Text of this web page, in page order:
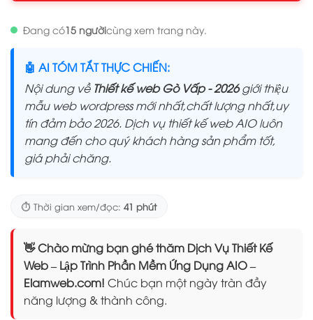
Đang có15 ngườicùng xem trang này.
🤖 AI TÓM TẮT THỰC CHIẾN:
Nội dung về Thiết kế web Gò Vấp - 2026giới thiệu
mẫu web wordpress mới nhất,chất lượng nhất,uy
tín đảm bảo 2026. Dịch vụ thiết kế web AIO luôn
mang đến cho quý khách hàng sản phẩm tốt,
giá phải chăng.
⏱️ Thời gian xem/đọc: 41 phút
👋 Chào mừng bạn ghé thăm Dịch Vụ Thiết Kế
Web – Lập Trình Phần Mềm Ứng Dụng AIO –
Elamweb.com! Chúc bạn một ngày tràn đầy
năng lượng & thành công.